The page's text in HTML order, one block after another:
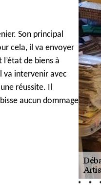
Son principal
cela, il va envoyer
de biens à
va intervenir avec
réussite. Il
aucun dommage